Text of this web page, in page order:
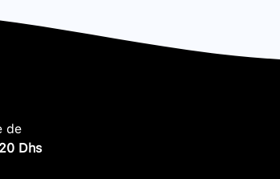
de
Dhs